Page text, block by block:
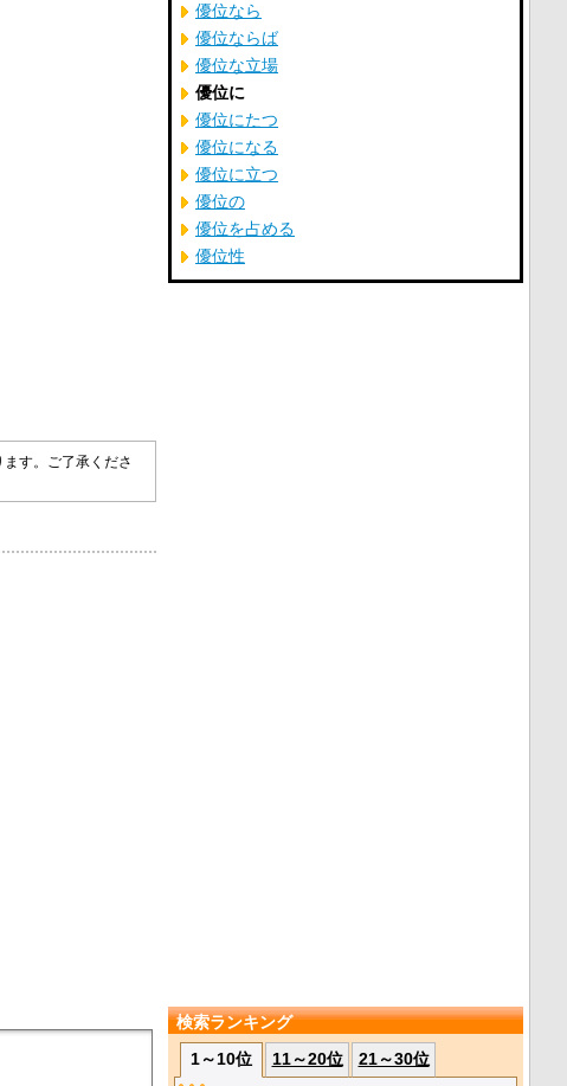
す。ご了承くださ
優位なら
優位ならば
優位な立場
優位に
優位にたつ
優位になる
優位に立つ
優位の
優位を占める
優位性
検索ランキング
1～10位
11～20位 21～30位